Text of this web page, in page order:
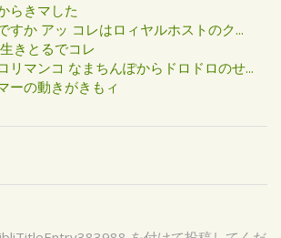
らきマした
すか アッ コレはロィヤルホストのク...
きとるでコレ
リマンコ なまちんぽからドロドロのせ...
ーの動きがきもィ